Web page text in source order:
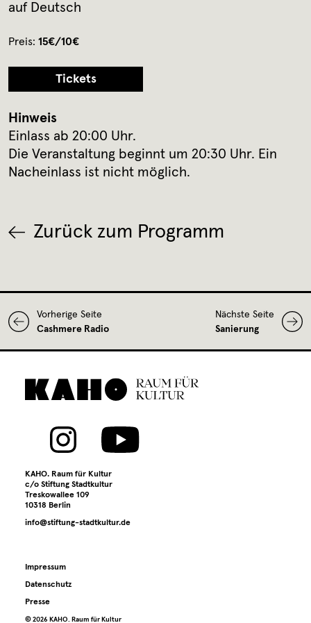
auf Deutsch
Preis: 15€/10€
Tickets
Hinweis
Einlass ab 20:00 Uhr.
Die Veranstaltung beginnt um 20:30 Uhr. Ein
Nacheinlass ist nicht möglich.
Zurück zum Programm
Vorherige Seite
Cashmere Radio
Nächste Seite
Sanierung
KAHO. Raum für Kultur
c/o Stiftung Stadtkultur
Treskowallee 109
10318 Berlin
info@stiftung-stadtkultur.de
Impressum
Datenschutz
Presse
©️ 2026 KAHO. Raum für Kultur